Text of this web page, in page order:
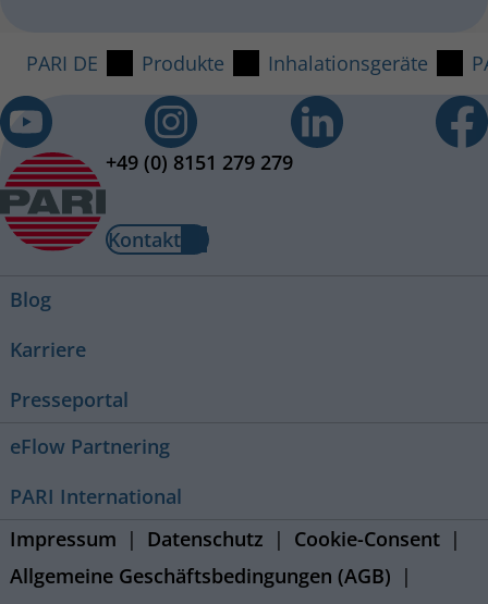
PARI DE Produkte Inhalationsgeräte
+49 (0) 8151 279 279
Kontakt
Blog
Karriere
Presseportal
eFlow Partnering
PARI International
Impressum
Datenschutz
Cookie-Consent
Allgemeine Geschäftsbedingungen (AGB)